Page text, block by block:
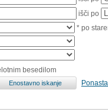
išči po
* po
besedilom